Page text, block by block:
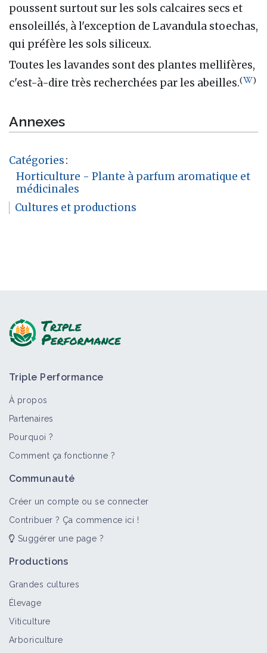
poussent surtout sur les sols calcaires secs et
ensoleillés, à l'exception de Lavandula stoechas,
qui préfère les sols siliceux.
Toutes les lavandes sont des plantes mellifères,
c'est-à-dire très recherchées par les abeilles.( )
Annexes
Catégories:
Horticulture - Plante à parfum aromatique et
médicinales
Cultures et productions
Triple Performance
À propos
Partenaires
Pourquoi ?
Comment ça fonctionne ?
Communauté
Créer un compte ou se connecter
Contribuer ? Ça commence ici !
Suggérer une page ?
Productions
Grandes cultures
Élevage
Viticulture
Arboriculture